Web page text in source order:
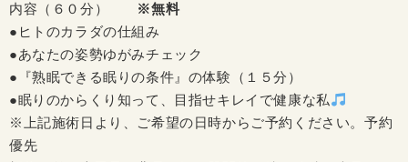
内容（６０分） ※無料
●ヒトのカラダの仕組み
●あなたの姿勢ゆがみチェック
●『熟眠できる眠りの条件』の体験（１５分）
●眠りのからくり知って、目指せキレイで健康な私
※上記施術日より、ご希望の日時からご予約ください。予約
優先